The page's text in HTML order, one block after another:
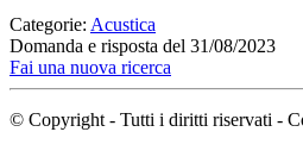
Categorie: Acustica
Domanda e risposta del 31/08/2023
Fai una nuova ricerca
© Copyright - Tutti i diritti riservati -